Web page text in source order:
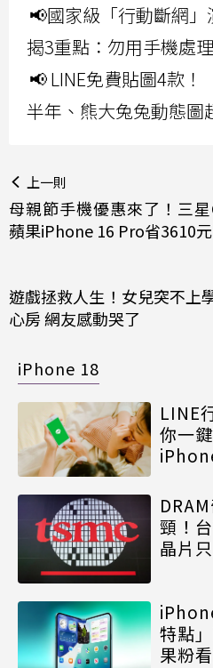
📢國家級「行動斷網」
揭3重點：勿用手機處
📢 LINE免費貼圖4款！
半年、熊大兔兔動態圖
上一則
母親節手機優惠來了！三
蘋果iPhone 16 Pro省3610元
遊戲拯救人生！女兒突不
心房 網友感動哭了
iPhone 18
LINE
你一
頸！
晶片
特點
果粉